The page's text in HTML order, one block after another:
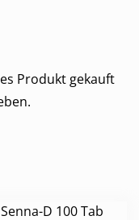
Produkt gekauft